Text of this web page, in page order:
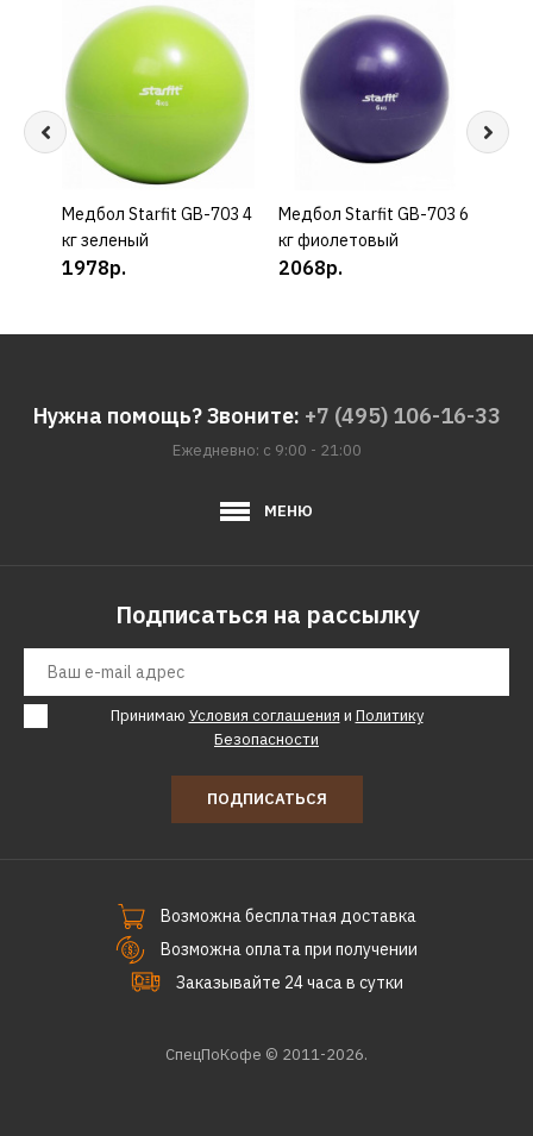
КУПИТЬ
Медбол Starfit GB-703 4
кг зеленый
1978р.
КУПИТЬ
Медбол Starfit GB-703 6
кг фиолетовый
2068р.
Нужна помощь? Звоните: +7 (495) 106-16-33
Ежедневно: с 9:00 - 21:00
МЕНЮ
Подписаться на рассылку
Принимаю Условия соглашения и Политику
Безопасности
ПОДПИСАТЬСЯ
Возможна бесплатная доставка
Возможна оплата при получении
Заказывайте 24 часа в сутки
СпецПоКофе © 2011-2026.